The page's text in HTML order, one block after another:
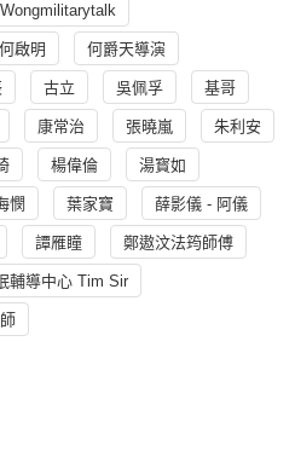
何啟明 何爵天導演
古立 吳佩孚 基哥
康常治 張曉嵐 朱利安
楊偉倫 湯寳如
憫 葉家寶 薛影儀 - 阿儀
譚雁瞳 鄭遨汶法筠師傅
輔導中心 Tim Sir